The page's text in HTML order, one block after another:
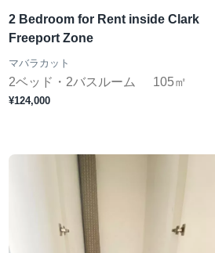
2 Bedroom for Rent inside Clark
Freeport Zone
マバラカット
2ベッド・2バスルーム 105㎡
¥124,000